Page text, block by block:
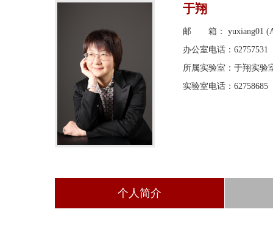
于翔
邮 箱： yuxiang01
办公室电话：62757531
所属实验室：于翔实验
实验室电话：62758685
个人简介